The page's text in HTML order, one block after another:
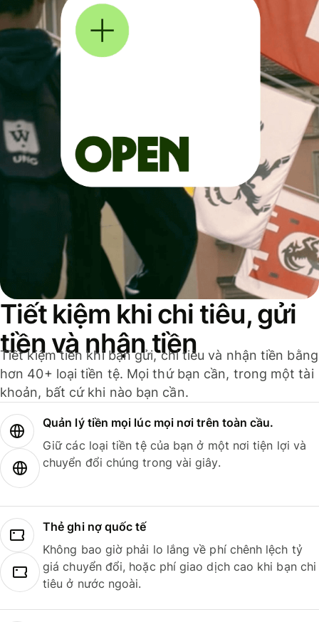
Tiết kiệm khi chi tiêu, gửi
tiền và nhận tiền
Tiết kiệm tiền khi bạn gửi, chi tiêu và nhận tiền bằng
hơn 40+ loại tiền tệ. Mọi thứ bạn cần, trong một tài
khoản, bất cứ khi nào bạn cần.
Quản lý tiền mọi lúc mọi nơi trên toàn cầu.
Giữ các loại tiền tệ của bạn ở một nơi tiện lợi và
chuyển đổi chúng trong vài giây.
Thẻ ghi nợ quốc tế
Không bao giờ phải lo lắng về phí chênh lệch tỷ
giá chuyển đổi, hoặc phí giao dịch cao khi bạn chi
tiêu ở nước ngoài.